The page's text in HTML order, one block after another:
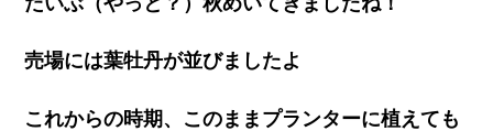
売場には葉牡丹が並びましたよ
これからの時期、このままプランターに植えても